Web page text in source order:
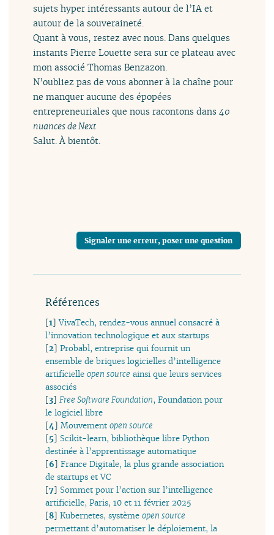
sujets hyper intéressants autour de l’IA et
autour de la souveraineté.
Quant à vous, restez avec nous. Dans quelques
instants Pierre Louette sera sur ce plateau avec
mon associé Thomas Benzazon.
N’oubliez pas de vous abonner à la chaîne pour
ne manquer aucune des épopées
entrepreneuriales que nous racontons dans40
nuances de Next
Salut. À bientôt.
Signaler une erreur, poser une question
Références
[1]VivaTech, rendez-vous annuel consacré à
l’innovation technologique et aux startups
[2]Probabl, entreprise qui fournit un
ensemble de briques logicielles d’intelligence
artificielleopen source ainsi que leurs services
associés
[3]Free Software Foundation, Foundation pour
le logiciel libre
[4]Mouvementopen source
[5]Scikit-learn, bibliothèque libre Python
destinée à l’apprentissage automatique
[6]France Digitale, la plus grande association
de startups et VC
[7]Sommet pour l’action sur l’intelligence
artificielle, Paris, 10 et 11 février 2025
[8]Kubernetes, systèmeopen source
permettant d’automatiser le déploiement, la